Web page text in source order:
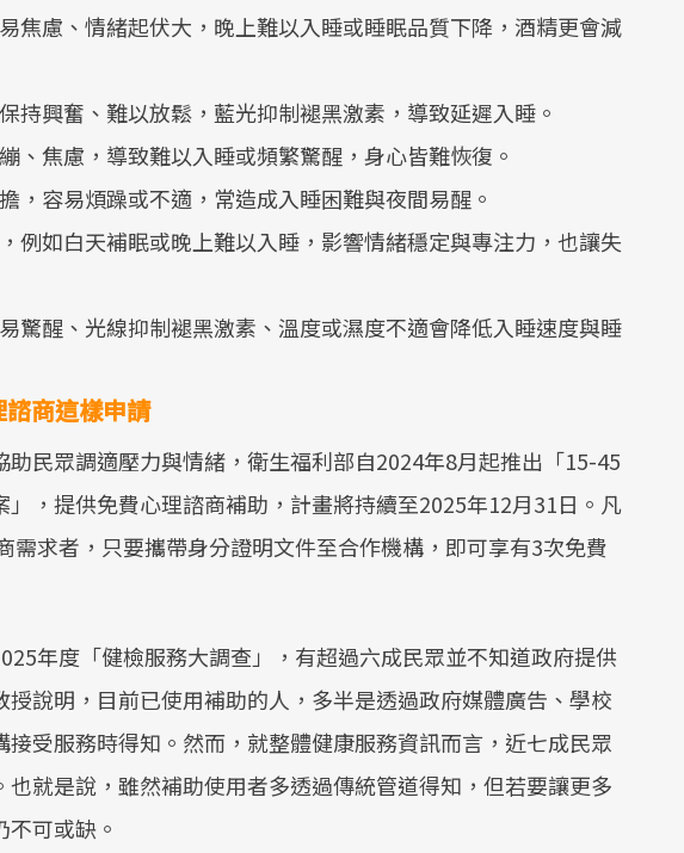
易焦慮、情緒起伏大，晚上難以入睡或睡眠品質下降，酒精更會減
持興奮、難以放鬆，藍光抑制褪黑激素，導致延遲入睡。
、焦慮，導致難以入睡或頻繁驚醒，身心皆難恢復。
，容易煩躁或不適，常造成入睡困難與夜間易醒。
例如白天補眠或晚上難以入睡，影響情緒穩定與專注力，也讓失
驚醒、光線抑制褪黑激素、溫度或濕度不適會降低入睡速度與睡
商這樣申請
民眾調適壓力與情緒，衛生福利部自2024年8月起推出「15-45
，提供免費心理諮商補助，計畫將持續至2025年12月31日。凡
需求者，只要攜帶身分證明文件至合作機構，即可享有3次免費
年度「健檢服務大調查」，有超過六成民眾並不知道政府提供
授說明，目前已使用補助的人，多半是透過政府媒體廣告、學校
受服務時得知。然而，就整體健康服務資訊而言，近七成民眾
就是說，雖然補助使用者多透過傳統管道得知，但若要讓更多
可或缺。